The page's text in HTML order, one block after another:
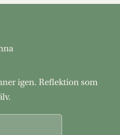
igen. Reflektion som